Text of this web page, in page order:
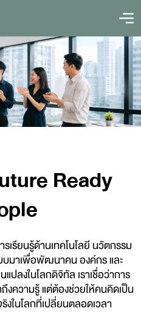
Ready
รียนรู้ด้านเทคโนโลยี นวัตกรรม
บมาเพื่อพัฒนาคน องค์กร และ
ปลงในโลกดิจิทัล เราเชื่อว่าการ
งความรู้ แต่ต้องช่วยให้คนคิดเป็น
งในโลกที่เปลี่ยนตลอดเวลา